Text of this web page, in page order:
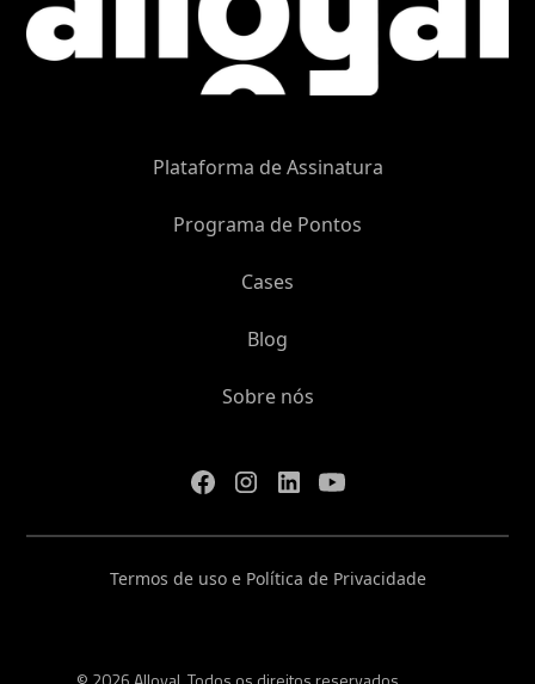
Plataforma de Assinatura
Programa de Pontos
Cases
Blog
Sobre nós
Termos de uso e Política de Privacidade